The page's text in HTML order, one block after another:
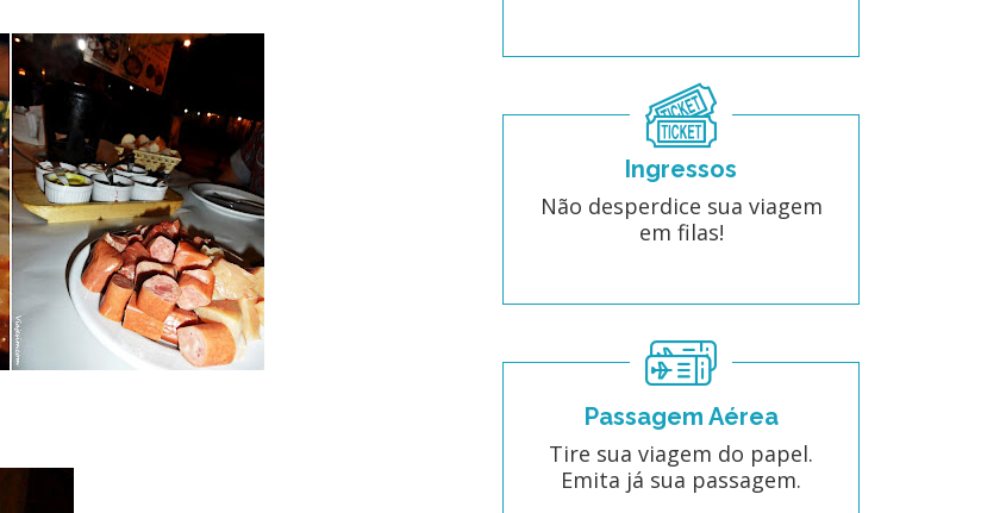
Ingressos
Não desperdice sua viagem
em filas!
Passagem Aérea
Tire sua viagem do papel.
Emita já sua passagem.